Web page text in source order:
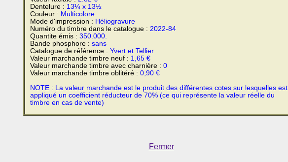
Dentelure : 13¼ x 13½
Couleur : Multicolore
Mode d'impression : Héliogravure
Numéro du timbre dans le catalogue : 2022-84
Quantite émis : 350.000.
Bande phosphore : sans
Catalogue de référence : Yvert et Tellier
Valeur marchande timbre neuf : 1,65 €
Valeur marchande timbre avec charnière : 0
Valeur marchande timbre oblitéré : 0,90 €
NOTE : La valeur marchande est le produit des différentes cotes sur lesquelles est
appliqué un coefficient réducteur de 70% (ce qui représente la valeur réelle du
timbre en cas de vente)
Fermer